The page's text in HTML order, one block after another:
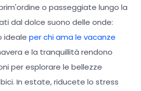
o passeggiate lungo la
dal dolce suono delle onde:
ideale per chi ama le vacanze
e la tranquillità rendono
per esplorare le bellezze
In estate, riducete lo stress